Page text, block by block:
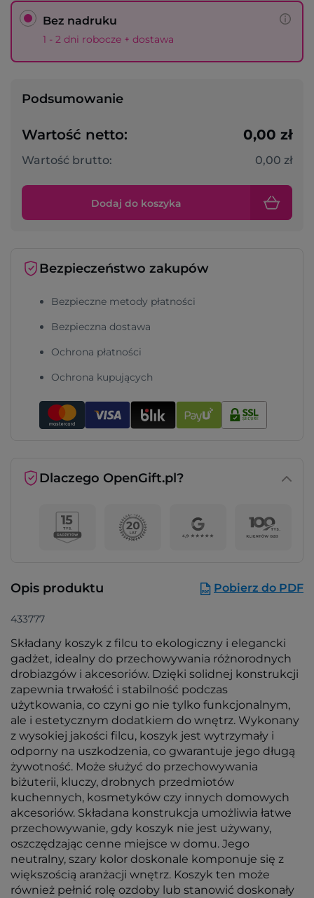
Bez nadruku
1 - 2 dni robocze + dostawa
Podsumowanie
Wartość netto: 0,00 zł
Wartość brutto: 0,00 zł
Dodaj do koszyka
Bezpieczeństwo zakupów
Bezpieczne metody płatności
Bezpieczna dostawa
Ochrona płatności
Ochrona kupujących
Dlaczego OpenGift.pl?
Opis produktu Pobierz do PDF
433777
Składany koszyk z filcu to ekologiczny i elegancki
gadżet, idealny do przechowywania różnorodnych
drobiazgów i akcesoriów. Dzięki solidnej konstrukcji
zapewnia trwałość i stabilność podczas
użytkowania, co czyni go nie tylko funkcjonalnym,
ale i estetycznym dodatkiem do wnętrz. Wykonany
z wysokiej jakości filcu, koszyk jest wytrzymały i
odporny na uszkodzenia, co gwarantuje jego długą
żywotność. Może służyć do przechowywania
biżuterii, kluczy, drobnych przedmiotów
kuchennych, kosmetyków czy innych domowych
akcesoriów. Składana konstrukcja umożliwia łatwe
przechowywanie, gdy koszyk nie jest używany,
oszczędzając cenne miejsce w domu. Jego
neutralny, szary kolor doskonale komponuje się z
większością aranżacji wnętrz. Koszyk ten może
również pełnić rolę ozdoby lub stanowić doskonały